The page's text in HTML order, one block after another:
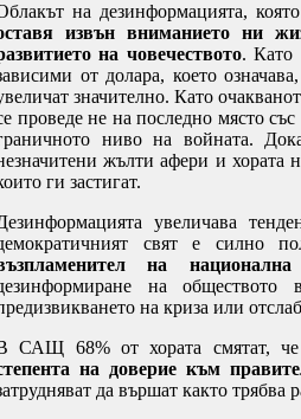
на дезинформацията,
извън вниманието ни
на човечеството. Като
от долара, което
значително. Като
проведе не на последно място
ниво на войната.
жълти афери и хората
ги застигат.
увеличава
свят е силно
на
на
на криза или
САЩ 68% от хората смятат,
на доверие към
да вършат както трябва